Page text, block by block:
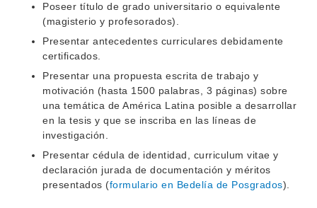
INSTITUCIONAL
DEPARTAMENTOS
SERVICIOS
BEDELÍA
OFERTA DE GRADO
POSGRADOS
MOVILIDAD ACADÉMICA
Poseer título de grado universitario o equivalente
(magisterio y profesorados).
Presentar antecedentes curriculares debidamente
certificados.
Presentar una propuesta escrita de trabajo y
motivación (hasta 1500 palabras, 3 páginas) sobre
una temática de América Latina posible a desarrollar
en la tesis y que se inscriba en las líneas de
investigación.
Presentar cédula de identidad, curriculum vitae y
declaración jurada de documentación y méritos
presentados (formulario en Bedelía de Posgrados).